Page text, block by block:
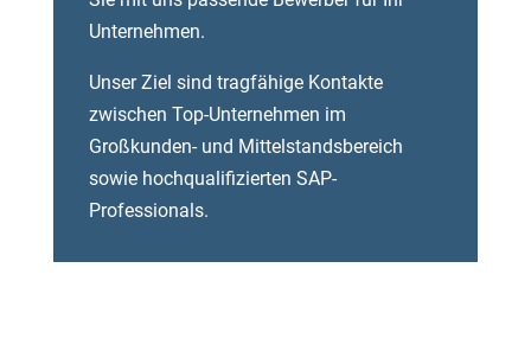
Unternehmen.
Unser Ziel sind tragfähige Kontakte
zwischen Top-Unternehmen im
Großkunden- und Mittelstandsbereich
sowie hochqualifizierten SAP-
Professionals.